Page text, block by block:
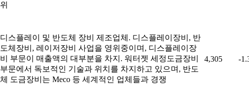
위
디스플레이 및 반도체 장비 제조업체. 디스플레이장비, 반
도체장비, 레이저장비 사업을 영위중이며, 디스플레이장
비 부문이 매출액의 대부분을 차지. 워터젯 세정도금장비
부문에서 독보적인 기술과 위치를 차지하고 있으며, 반도
체 도금장비는 Meco 등 세계적인 업체들과 경쟁
4,305 -